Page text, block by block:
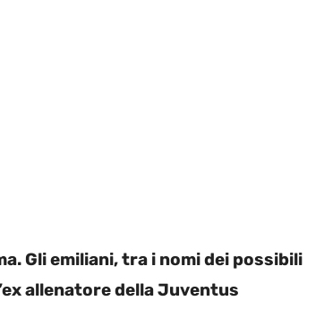
Gli emiliani, tra i nomi dei possibili
allenatore della Juventus